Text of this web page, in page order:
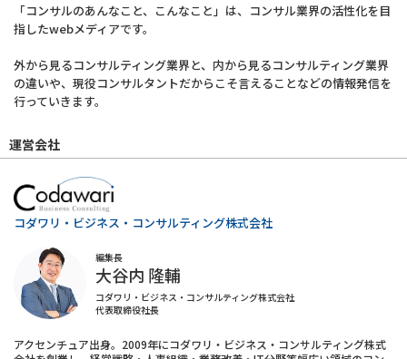
「コンサルのあんなこと、こんなこと」は、コンサル業界の活性化を目
指したwebメディアです。
外から見るコンサルティング業界と、内から見るコンサルティング業界
の違いや、現役コンサルタントだからこそ言えることなどの情報発信を
行っていきます。
運営会社
コダワリ・ビジネス・コンサルティング株式会社
編集長
大谷内 隆輔
コダワリ・ビジネス・コンサルティング株式会社
代表取締役社長
アクセンチュア出身。2009年にコダワリ・ビジネス・コンサルティング株式